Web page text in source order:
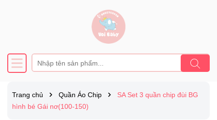
Trang chủ Quần Áo Chip
SA Set 3 quần chip đùi BG
hình bé Gái nơ(100-150)